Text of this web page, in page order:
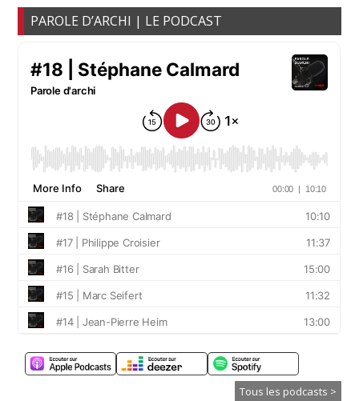
PAROLE D’ARCHI | LE PODCAST
Tous les podcasts >